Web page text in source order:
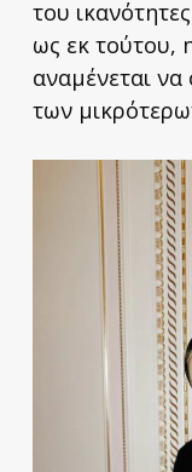
του
ως εκ τούτου,
αναμένεται να
των